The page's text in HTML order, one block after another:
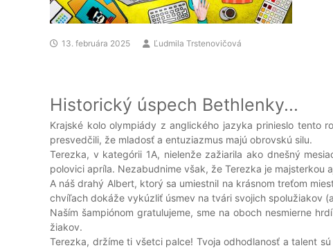
13. februára 2025 Ľudmila Trstenovičová
Historický úspech Bethlenky...
Krajské kolo olympiády z anglického jazyka prinieslo tento
presvedčili, že mladosť a entuziazmus majú obrovskú silu.
Terezka, v kategórii 1A, nielenže zažiarila ako dnešný
polovici apríla. Nezabudnime však, že Terezka je
A náš drahý Albert, ktorý sa umiestnil na krásnom treťom
chvíľach dokáže vykúzliť úsmev na tvári svojich spolužiakov
Naším šampiónom gratulujeme, sme na oboch nesmierne
žiakov.
Terezka, držíme ti všetci palce! Tvoja odhodlanosť a talent